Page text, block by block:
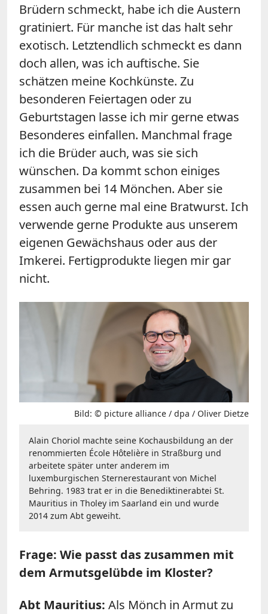
Brüdern schmeckt, habe ich die Austern
gratiniert. Für manche ist das halt sehr
exotisch. Letztendlich schmeckt es dann
doch allen, was ich auftische. Sie
schätzen meine Kochkünste. Zu
besonderen Feiertagen oder zu
Geburtstagen lasse ich mir gerne etwas
Besonderes einfallen. Manchmal frage
ich die Brüder auch, was sie sich
wünschen. Da kommt schon einiges
zusammen bei 14 Mönchen. Aber sie
essen auch gerne mal eine Bratwurst. Ich
verwende gerne Produkte aus unserem
eigenen Gewächshaus oder aus der
Imkerei. Fertigprodukte liegen mir gar
nicht.
Bild: © picture alliance / dpa / Oliver Dietze
Alain Choriol machte seine Kochausbildung an der
renommierten École Hôtelière in Straßburg und
arbeitete später unter anderem im
luxemburgischen Sternerestaurant von Michel
Behring. 1983 trat er in die Benediktinerabtei St.
Mauritius in Tholey im Saarland ein und wurde
2014 zum Abt geweiht.
Frage: Wie passt das zusammen mit
dem Armutsgelübde im Kloster?
Abt Mauritius: Als Mönch in Armut zu